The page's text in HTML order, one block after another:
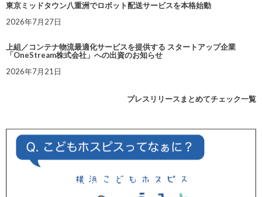
東京ミッドタウン八重洲でロボット配送サービスを本格始動
2026年7月27日
上組／コンテナ物流最適化サービスを提供する スタートアップ企業
「OneStream株式会社」への出資のお知らせ
2026年7月21日
プレスリリースまとめてチェック一覧